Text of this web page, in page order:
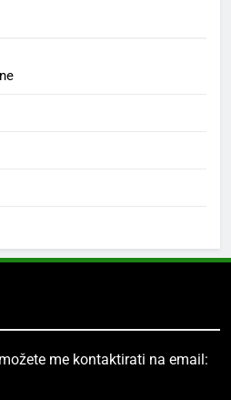
me kontaktirati na email: